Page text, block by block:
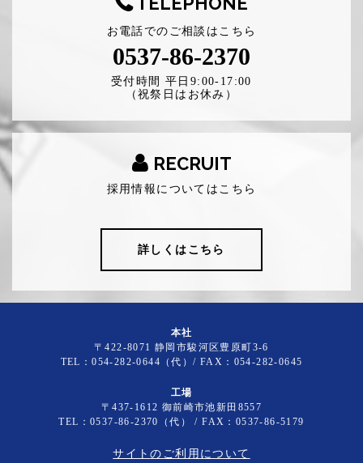
お電話でのご相談はこちら
0537-86-2370
受付時間 平日9:00-17:00
（祝祭日はお休み）
RECRUIT
採用情報についてはこちら
詳しくはこちら
本社
〒422-8071 静岡市駿河区豊原町3-6
TEL：054-282-0644（代）/ FAX：054-282-0645
工場
〒437-1612 御前崎市池新田8557
TEL：0537-86-2370（代） / FAX：0537-86-5179
サイトのご利用について